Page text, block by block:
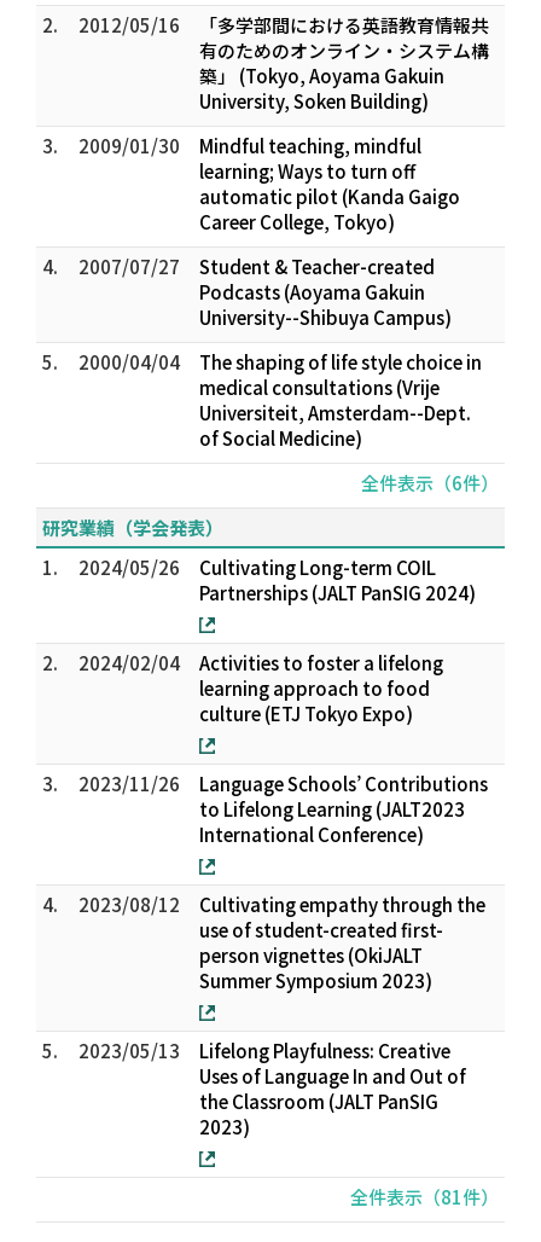
2.
2012/05/16
「多学部間における英語教育情報共
有のためのオンライン・システム構
築」 (Tokyo, Aoyama Gakuin
University, Soken Building)
3.
2009/01/30
Mindful teaching, mindful
learning; Ways to turn off
automatic pilot (Kanda Gaigo
Career College, Tokyo)
4.
2007/07/27
Student & Teacher-created
Podcasts (Aoyama Gakuin
University--Shibuya Campus)
5.
2000/04/04
The shaping of life style choice in
medical consultations (Vrije
Universiteit, Amsterdam--Dept.
of Social Medicine)
全件表示（6件）
研究業績（学会発表）
1.
2024/05/26
Cultivating Long-term COIL
Partnerships (JALT PanSIG 2024)
2. 2024/02/04
Activities to foster a lifelong
learning approach to food
culture (ETJ Tokyo Expo)
3. 2023/11/26
Language Schools’ Contributions
to Lifelong Learning (JALT2023
International Conference)
4. 2023/08/12
Cultivating empathy through the
use of student-created first-
person vignettes (OkiJALT
Summer Symposium 2023)
5. 2023/05/13
Lifelong Playfulness: Creative
Uses of Language In and Out of
the Classroom (JALT PanSIG
2023)
全件表示（81件）